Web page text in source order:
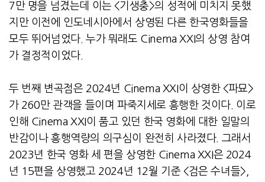
7만 명을 넘겼는데 이는 <기생충>의 성적에 미치지 못했
지만 이전에 인도네시아에서 상영된 다른 한국영화들을
모두 뛰어넘었다. 누가 뭐래도 Cinema XXI의 상영 참여
가 결정적이었다.
두 번째 변곡점은 2024년 Cinema XXI이 상영한 <파묘>
가 260만 관객을 들이며 파죽지세로 흥행한 것이다. 이로
인해 Cinema XXI이 품고 있던 한국 영화에 대한 일말의
반감이나 흥행역량의 의구심이 완전히 사라졌다. 그래서
2023년 한국 영화 세 편을 상영한 Cinema XXI은 2024
년 15편을 상영했고 2024년 12월 기준 <검은 수녀들>,